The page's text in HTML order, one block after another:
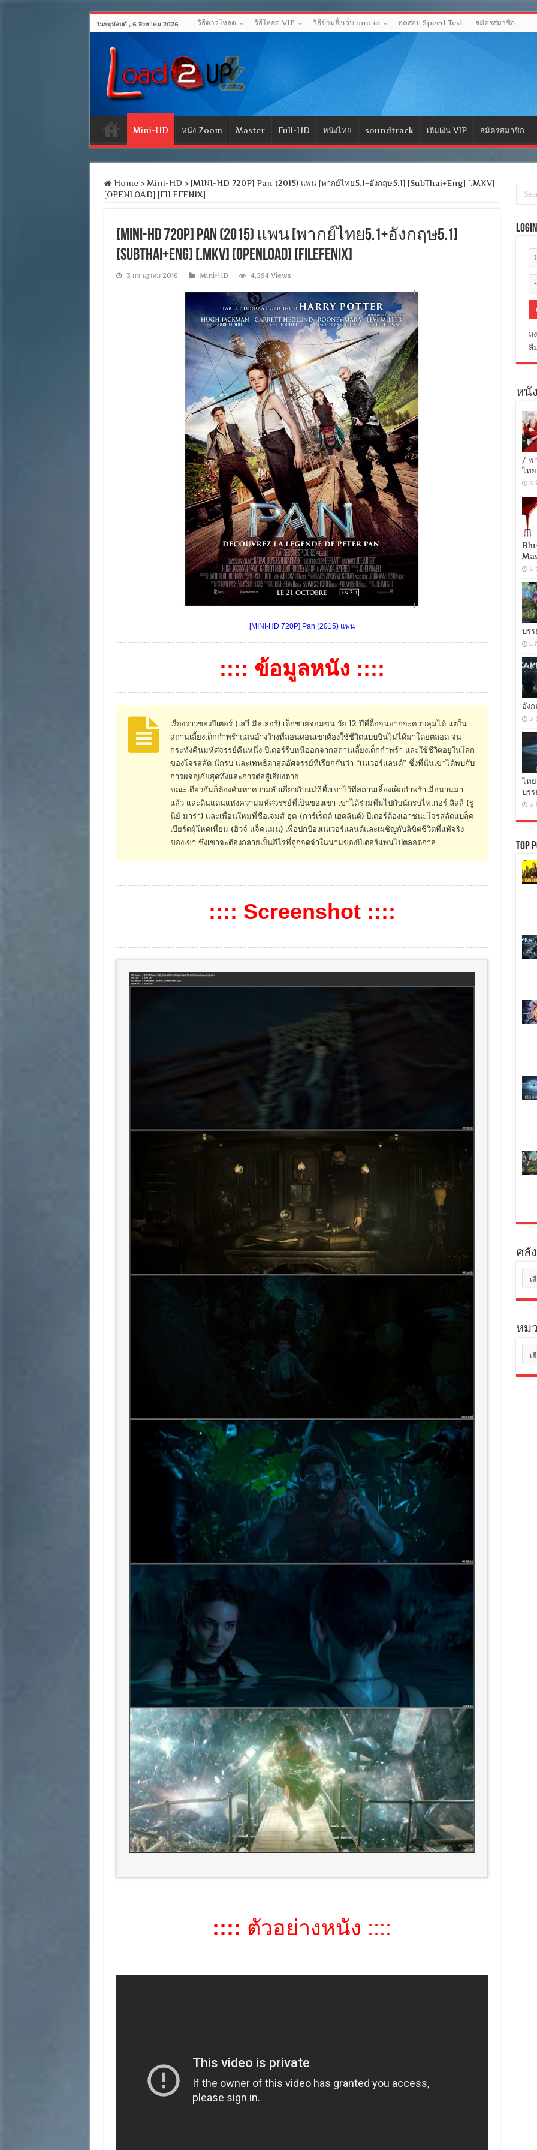
วันพฤหัสบดี , 6 สิงหาคม 2026 วิธีดาวโหลด วิธีโหลด VIP วิธีข้ามลิ้งเว็บ ouo.io ทดสอบ Speed Test สมัครสมาชิก
Mini-HD หนัง Zoom Master Full-HD หนังไทย soundtrack เติมเงิน VIP สมัครสมาชิก
Home > Mini-HD > [MINI-HD 720P] Pan (2015) แพน [พากย์ไทย5.1+อังกฤษ5.1] [SubThai+Eng] [.MKV]
[OPENLOAD] [FILEFENIX]
[MINI-HD 720P] Pan (2015) แพน [พากย์ไทย5.1+อังกฤษ5.1]
[SubThai+Eng] [.MKV] [OPENLOAD] [FILEFENIX]
3 กรกฎาคม 2016 Mini-HD 4,594 Views
[MINI-HD 720P] Pan (2015) แพน
:::: ข้อมูลหนัง ::::
เรื่องราวของปีเตอร์ (เลวี่ มิลเลอร์) เด็กชายจอมซน วัย 12 ปีที่ดื้อจนยากจะควบคุมได้ แต่ใน
สถานเลี้ยงเด็กกำพร้าแสนอ้างว้างที่ลอนดอนเขาต้องใช้ชีวิตแบบบินไม่ได้มาโดยตลอด จน
กระทั่งคืนมหัศจรรย์คืนหนึ่ง ปีเตอร์รีบหนีออกจากสถานเลี้ยงเด็กกำพร้า และใช้ชีวิตอยู่ในโลก
ของโจรสลัด นักรบ และเทพธิดาสุดอัศจรรย์ที่เรียกกันว่า “เนเวอร์แลนด์” ซึ่งที่นั่นเขาได้พบกับ
การผจญภัยสุดทึ่งและการต่อสู้เสี่ยงตาย
ขณะเดียวกันก็ต้องค้นหาความลับเกี่ยวกับแม่ที่ทิ้งเขาไว้ที่สถานเลี้ยงเด็กกำพร้าเมื่อนานมา
แล้ว และดินแดนแห่งความมหัศจรรย์ที่เป็นของเขา เขาได้ร่วมทีมไปกับนักรบไทเกอร์ ลิลลี่ (รู
นีย์ มาร่า) และเพื่อนใหม่ที่ชื่อเจมส์ ฮุค (การ์เร็ตต์ เฮดลันด์) ปีเตอร์ต้องเอาชนะโจรสลัดแบล็ค
เบียร์ดผู้โหดเหี้ยม (ฮิวจ์ แจ็คแมน) เพื่อปกป้องเนเวอร์แลนด์และเผชิญกับลิขิตชีวิตที่แท้จริง
ของเขา ซึ่งเขาจะต้องกลายเป็นฮีโร่ที่ถูกจดจำในนามของปีเตอร์แพนไปตลอดกาล
:::: Screenshot ::::
:::: ตัวอย่างหนัง ::::
Login
ล
ลื
หนั
/ พ
ไท
6
6
บร
5
อัง
3
ไท
บร
3
Top
คลั
เก็บ
หม
หมู่